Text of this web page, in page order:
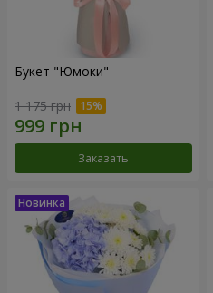
Букет "Юмоки"
1 175 грн
Заказать